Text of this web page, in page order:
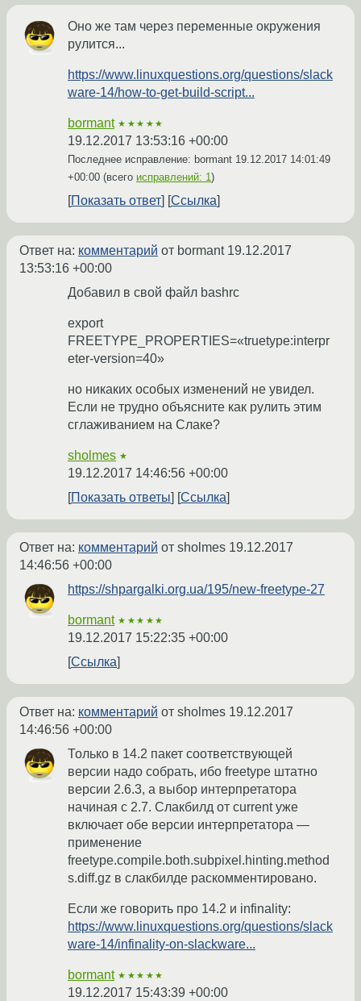
Оно же там через переменные окружения
рулится...
https://www.linuxquestions.org/questions/slack
ware-14/how-to-get-build-script...
bormant ★★★★★
19.12.2017 13:53:16 +00:00
Последнее исправление: bormant 19.12.2017 14:01:49
+00:00 (всего исправлений: 1)
Показать ответ Ссылка
Ответ на: комментарий от bormant 19.12.2017
13:53:16 +00:00
Добавил в свой файл bashrc
export
FREETYPE_PROPERTIES=«truetype:interpr
eter-version=40»
но никаких особых изменений не увидел.
Если не трудно объясните как рулить этим
сглаживанием на Слаке?
sholmes ★
19.12.2017 14:46:56 +00:00
Показать ответы
Ссылка
Ответ на: комментарий от sholmes 19.12.2017
14:46:56 +00:00
https://shpargalki.org.ua/195/new-freetype-27
bormant ★★★★★
19.12.2017 15:22:35 +00:00
Ссылка
Ответ на: комментарий от sholmes 19.12.2017
14:46:56 +00:00
Только в 14.2 пакет соответствующей
версии надо собрать, ибо freetype штатно
версии 2.6.3, а выбор интерпретатора
начиная с 2.7. Слакбилд от current уже
включает обе версии интерпретатора —
применение
freetype.compile.both.subpixel.hinting.method
s.diff.gz в слакбилде раскомментировано.
Если же говорить про 14.2 и infinality:
https://www.linuxquestions.org/questions/slack
ware-14/infinality-on-slackware...
bormant ★★★★★
19.12.2017 15:43:39 +00:00